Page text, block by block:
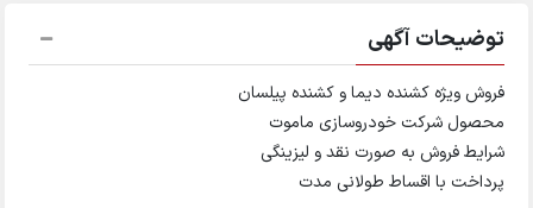
توضیحات آگهی
فروش ویژه کشنده دیما و کشنده پیلسان
محصول شرکت خودروسازی ماموت
شرایط فروش به صورت نقد و لیزینگی
پرداخت با اقساط طولانی مدت